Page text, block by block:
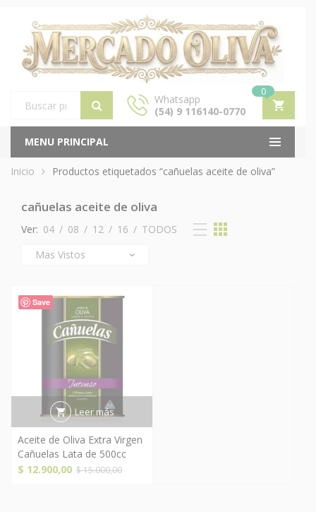
Products
search
Whatsapp
(54) 9 116140-0770
0
MENU PRINCIPAL
Inicio Productos etiquetados “cañuelas aceite de oliva”
cañuelas aceite de oliva
Ver: 04 / 08 / 12 / 16 / TODOS
Save
Leer más
Aceite de Oliva Extra Virgen
Cañuelas Lata de 500cc
$15.000,00
El
$ 12.900,00
El